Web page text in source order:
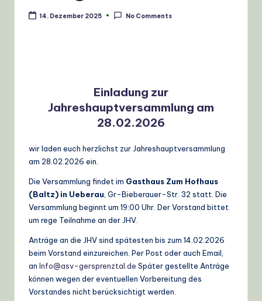
14. Dezember 2025 No Comments
Einladung zur
Jahreshauptversammlung am
28.02.2026
wir laden euch herzlichst zur Jahreshauptversammlung
am 28.02.2026 ein.
Die Versammlung findet im Gasthaus Zum Hofhaus
(Baltz) in Ueberau , Gr-Bieberauer-Str. 32 statt. Die
Versammlung beginnt um 19:00 Uhr. Der Vorstand bittet
um rege Teilnahme an der JHV.
Anträge an die JHV sind spätesten bis zum 14.02.2026
beim Vorstand einzureichen. Per Post oder auch Email,
an Info@asv-gersprenztal.de Später gestellte Anträge
können wegen der eventuellen Vorbereitung des
Vorstandes nicht berücksichtigt werden.